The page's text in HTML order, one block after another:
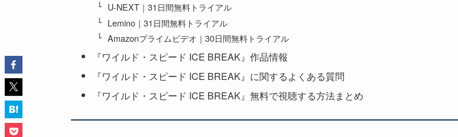
U-NEXT｜31日間無料トライアル
Lemino｜31日間無料トライアル
Amazonプライムビデオ｜30日間無料トライアル
『ワイルド・スピード ICE BREAK』作品情報
『ワイルド・スピード ICE BREAK』に関するよくある質問
『ワイルド・スピード ICE BREAK』無料で視聴する方法まとめ